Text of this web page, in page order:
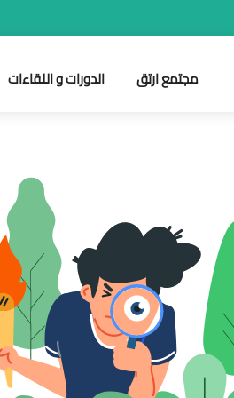
الدورات و اللقاءات مجتمع ارتق